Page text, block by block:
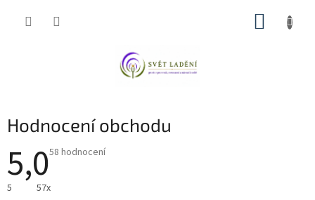
Hodnocení obchodu
5,0Průměrné
5,0
58 hodnocení
5
57x